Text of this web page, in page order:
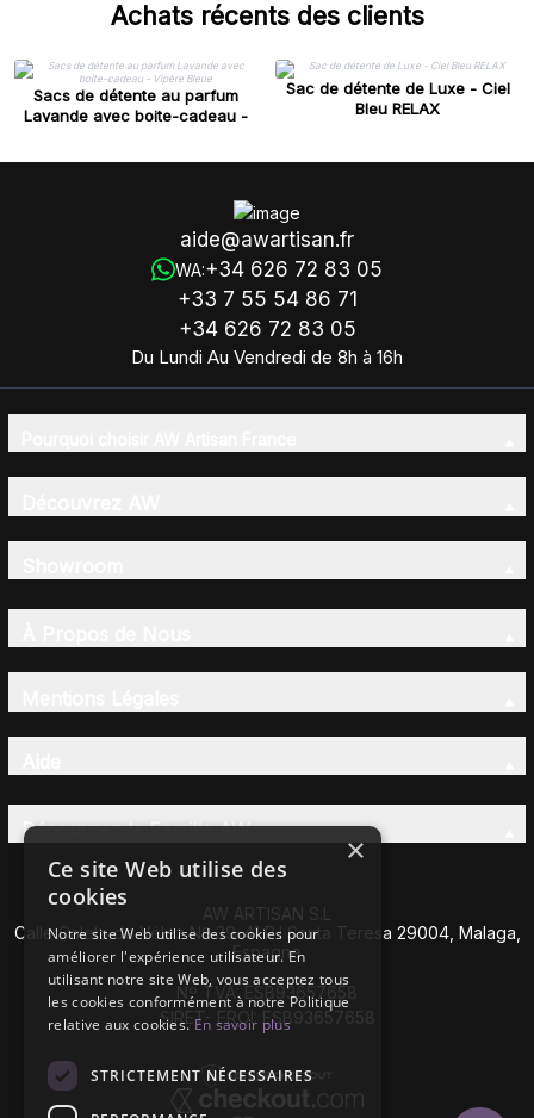
Achats récents des clients
Sacs de détente au parfum
Lavande avec boite-cadeau -
Sac de détente de Luxe - Ciel
Bleu RELAX
aide@awartisan.fr
WA:+34 626 72 83 05
+33 7 55 54 86 71
+34 626 72 83 05
Du Lundi Au Vendredi de 8h à 16h
Découvrez la Famille AW
AW ARTISAN S.L
Calle Caleta de Vélez Nº 39-41 P.I Santa Teresa 29004, Malaga,
Espagne
Nº TVA: ESB93657658
SIRET- EROI: ESB93657658
×
Ce site Web utilise des
cookies
Notre site Web utilise des cookies pour
améliorer l'expérience utilisateur. En
utilisant notre site Web, vous acceptez tous
les cookies conformément à notre Politique
relative aux cookies.En savoir plus
STRICTEMENT NÉCESSAIRES